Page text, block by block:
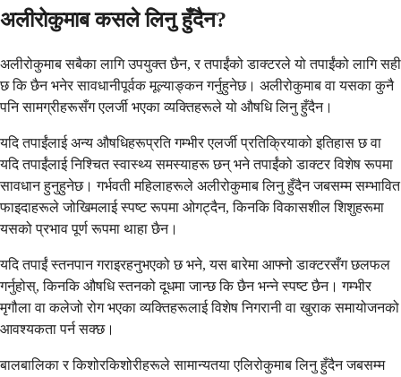
अलीरोकुमाब कसले लिनु हुँदैन?
अलीरोकुमाब सबैका लागि उपयुक्त छैन, र तपाईंको डाक्टरले यो तपाईंको लागि सही
छ कि छैन भनेर सावधानीपूर्वक मूल्याङ्कन गर्नुहुनेछ। अलीरोकुमाब वा यसका कुनै
पनि सामग्रीहरूसँग एलर्जी भएका व्यक्तिहरूले यो औषधि लिनु हुँदैन।
यदि तपाईंलाई अन्य औषधिहरूप्रति गम्भीर एलर्जी प्रतिक्रियाको इतिहास छ वा
यदि तपाईंलाई निश्चित स्वास्थ्य समस्याहरू छन् भने तपाईंको डाक्टर विशेष रूपमा
सावधान हुनुहुनेछ। गर्भवती महिलाहरूले अलीरोकुमाब लिनु हुँदैन जबसम्म सम्भावित
फाइदाहरूले जोखिमलाई स्पष्ट रूपमा ओगट्दैन, किनकि विकासशील शिशुहरूमा
यसको प्रभाव पूर्ण रूपमा थाहा छैन।
यदि तपाईं स्तनपान गराइरहनुभएको छ भने, यस बारेमा आफ्नो डाक्टरसँग छलफल
गर्नुहोस्, किनकि औषधि स्तनको दूधमा जान्छ कि छैन भन्ने स्पष्ट छैन। गम्भीर
मृगौला वा कलेजो रोग भएका व्यक्तिहरूलाई विशेष निगरानी वा खुराक समायोजनको
आवश्यकता पर्न सक्छ।
बालबालिका र किशोरकिशोरीहरूले सामान्यतया एलिरोकुमाब लिनु हुँदैन जबसम्म